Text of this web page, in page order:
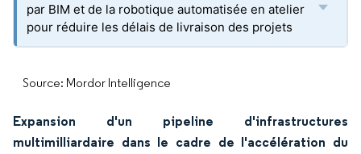
par BIM et de la robotique automatisée en atelier
pour réduire les délais de livraison des projets
Source: Mordor Intelligence
Expansion d'un pipeline d'infrastructures
multimilliardaire dans le cadre de l'accélération du